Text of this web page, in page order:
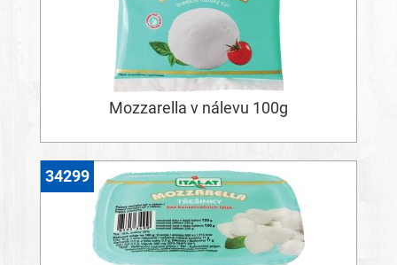
Mozzarella v nálevu 100g
34299